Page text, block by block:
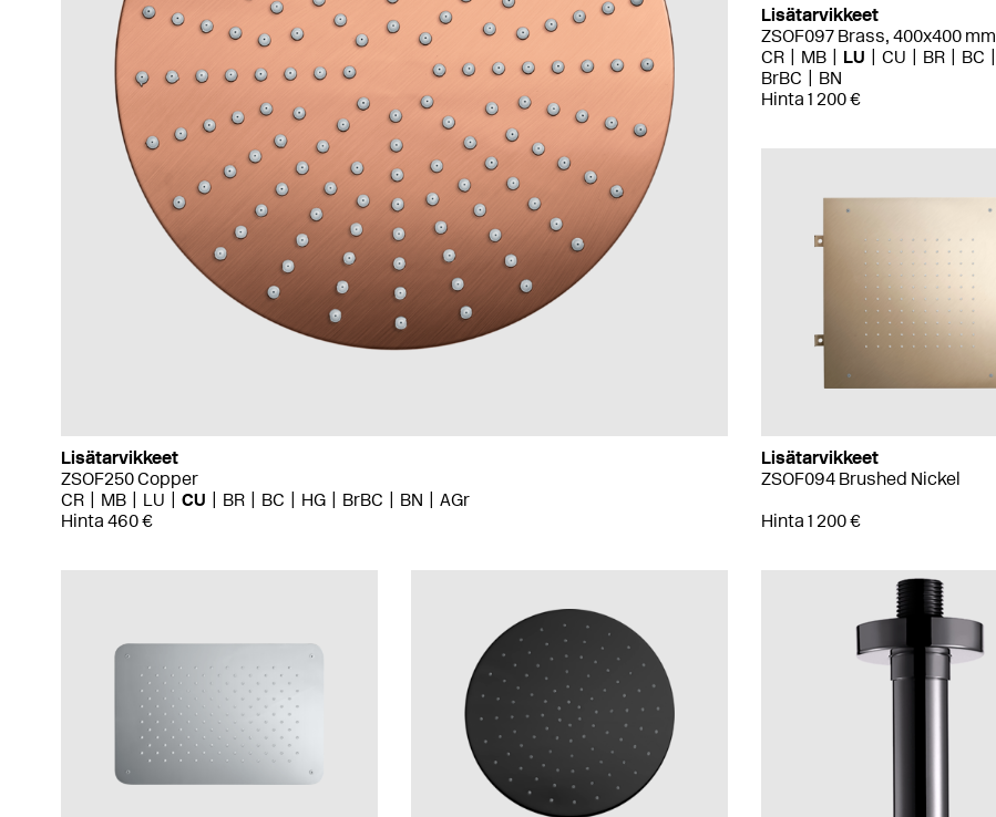
Lisätarvikkeet
ZSOF250 Copper
CR
MB LU CU BR BC HG BrBC BN
AGr
Hinta 460 €
Lisätarvikkeet
ZSOF097 Brass, 400x400 mm
CR
MB LU CU BR BC
BrBC
BN
Hinta 1 200 €
Lisätarvikkeet
ZSOF094 Brushed Nickel
Hinta 1 200 €